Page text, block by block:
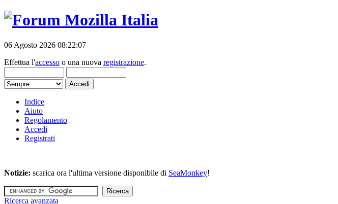
06 Agosto 2026 08:22:07
Effettua l'accesso o una nuova registrazione.
Indice
Aiuto
Regolamento
Accedi
Registrati
Notizie: scarica ora l'ultima versione disponibile di SeaMonkey!
Ricerca avanzata